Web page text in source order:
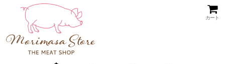
カート